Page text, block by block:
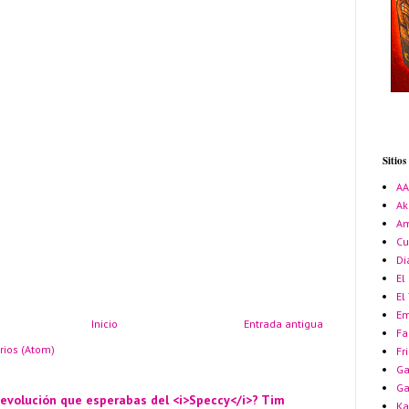
Entrada antigua
Inicio
(Atom)
que esperabas del <i>Speccy</i>? Tim
Sitios
El